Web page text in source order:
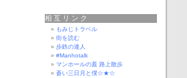
相互リンク
もみじトラベル
街を読む
歩鉄の達人
#Manhotalk
マンホールの蓋 路上散歩
蒼い三日月と僕☆★☆